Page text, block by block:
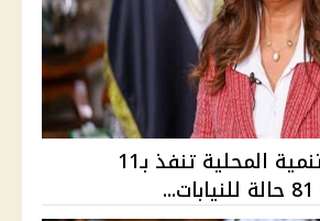
قرارات وزيرة التنمية المحلية تنفذ بـ11